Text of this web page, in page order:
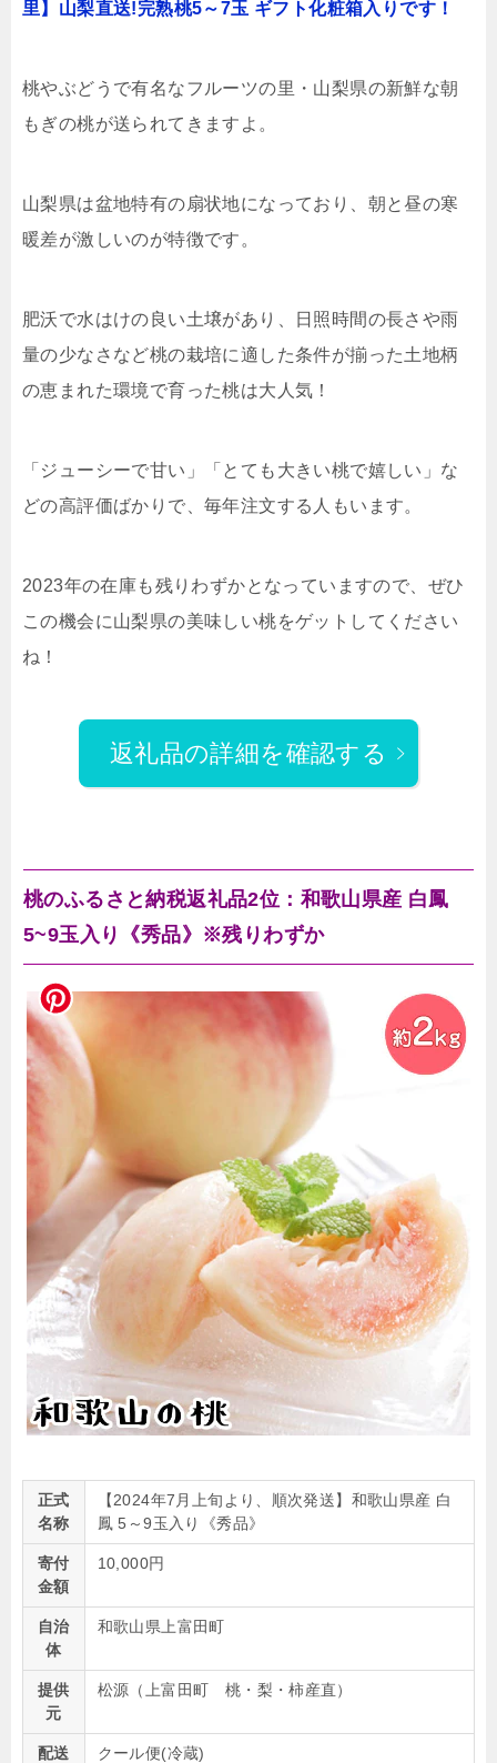
里】山梨直送!完熟桃5～7玉 ギフト化粧箱入りです！
桃やぶどうで有名なフルーツの里・山梨県の新鮮な朝
もぎの桃が送られてきますよ。
山梨県は盆地特有の扇状地になっており、朝と昼の寒
暖差が激しいのが特徴です。
肥沃で水はけの良い土壌があり、日照時間の長さや雨
量の少なさなど桃の栽培に適した条件が揃った土地柄
の恵まれた環境で育った桃は大人気！
「ジューシーで甘い」「とても大きい桃で嬉しい」な
どの高評価ばかりで、毎年注文する人もいます。
2023年の在庫も残りわずかとなっていますので、ぜひ
この機会に山梨県の美味しい桃をゲットしてください
ね！
返礼品の詳細を確認する
桃のふるさと納税返礼品2位：和歌山県産 白鳳
5~9玉入り《秀品》※残りわずか
正式
名称
【2024年7月上旬より、順次発送】和歌山県産 白
鳳 5～9玉入り《秀品》
寄付
金額
10,000円
自治
体
和歌山県上富田町
提供
元
松源（上富田町 桃・梨・柿産直）
配送
クール便(冷蔵)